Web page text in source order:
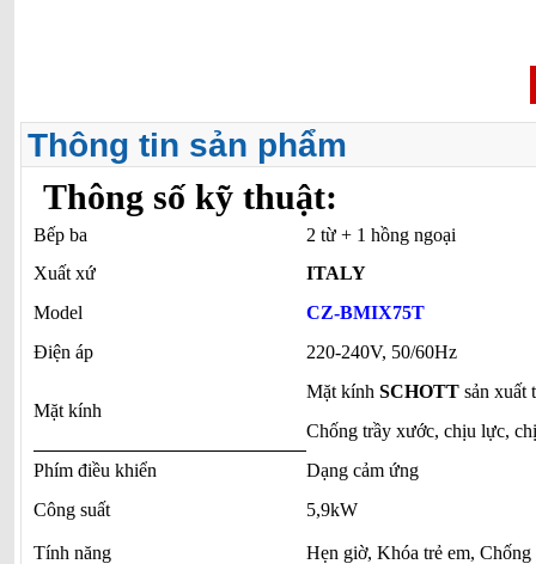
Thông tin sản phẩm
Thông số kỹ thuật:
Bếp ba
2 từ + 1 hồng ngoại
Xuất xứ
ITALY
Model
CZ-BMIX75T
Điện áp
220-240V, 50/60Hz
Mặt kính
Mặt kính SCHOTT sản xuất
Chống trầy xước, chịu lực,
Phím điều khiển
Dạng cảm ứng
Công suất
5,9kW
Tính năng Hẹn giờ, Khóa trẻ em,